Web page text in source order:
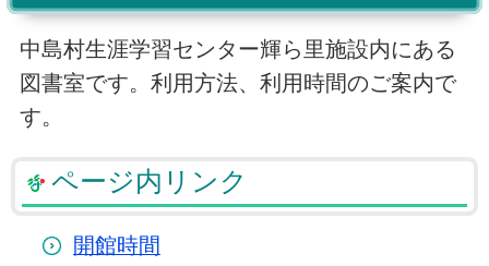
中島村生涯学習センター輝ら里施設内にある
図書室です。利用方法、利用時間のご案内で
す。
ページ内リンク
開館時間